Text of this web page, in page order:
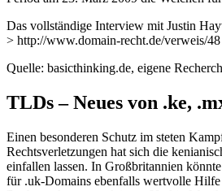
Das vollständige Interview mit Justin
> http://www.domain-recht.de/verweis/48
Quelle: basicthinking.de, eigene
TLDs – Neues von .ke,
Einen besonderen Schutz im steten
Rechtsverletzungen hat sich die
einfallen lassen. In Großbritannien
für .uk-Domains ebenfalls wertvolle Hilfe